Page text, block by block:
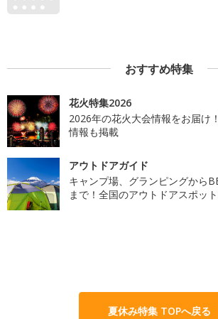
おすすめ特集
花火特集2026
2026年の花火大会情報をお届け
情報も掲載
アウトドアガイド
キャンプ場、グランピングから
まで！全国のアウトドアスポッ
夏休み特集 TOPへ戻る